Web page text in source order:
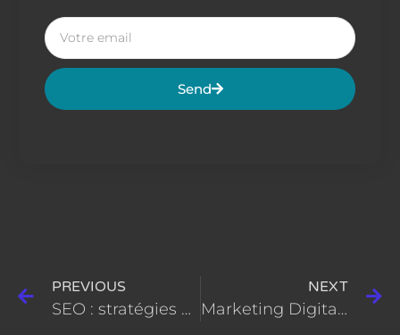
Send
PREVIOUS
SEO : stratégies pour optimiser vos fiches produits
NEXT
Marketing Digital : Les clés du succès par le partenariat